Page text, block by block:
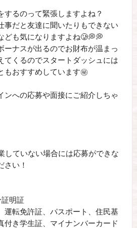
するのって緊張しますよね？
事だと友達に聞いたりもできない
ども気になりますよね🥲💭💭
ーナスが出るのでお財布が温まっ
てくるのでスタートダッシュには
もおすすめしています㊙️
ンへの応募や面接にご紹介しちゃ
していない場合には応募ができな
さい！
明証
運転免許証、パスポート、住民基
付き学生証、マイナンバーカード